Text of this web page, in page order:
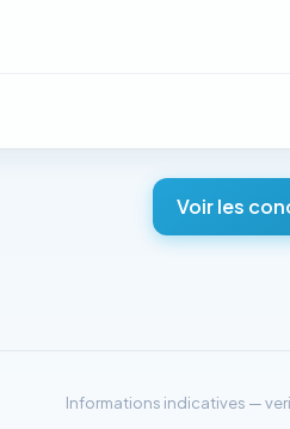
Voir les
Informations indicatives —